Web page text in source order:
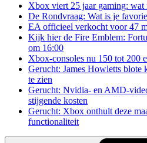
Xbox viert 25 jaar gaming:
De Rondvraag: Wat is je
EA officieel verkocht voor 47
Kijk hier de Fire Emblem:
om 16:00
Xbox-consoles nu 150 tot 200
Gerucht: James Howletts blote
te zien
Gerucht: Nvidia- en AMD-
stijgende kosten
Gerucht: Xbox onthult deze
functionaliteit